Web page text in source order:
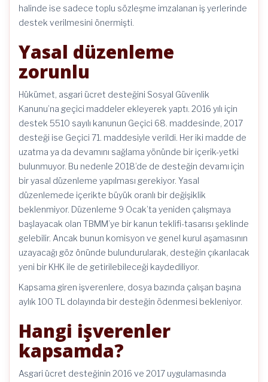
halinde ise sadece toplu sözleşme imzalanan iş yerlerinde
destek verilmesini önermişti.
Yasal düzenleme
zorunlu
Hükümet, asgari ücret desteğini Sosyal Güvenlik
Kanunu’na geçici maddeler ekleyerek yaptı. 2016 yılı için
destek 5510 sayılı kanunun Geçici 68. maddesinde, 2017
desteği ise Geçici 71. maddesiyle verildi. Her iki madde de
uzatma ya da devamını sağlama yönünde bir içerik-yetki
bulunmuyor. Bu nedenle 2018’de de desteğin devamı için
bir yasal düzenleme yapılması gerekiyor. Yasal
düzenlemede içerikte büyük oranlı bir değişiklik
beklenmiyor. Düzenleme 9 Ocak’ta yeniden çalışmaya
başlayacak olan TBMM’ye bir kanun teklifi-tasarısı şeklinde
gelebilir. Ancak bunun komisyon ve genel kurul aşamasının
uzayacağı göz önünde bulundurularak, desteğin çıkarılacak
yeni bir KHK ile de getirilebileceği kaydediliyor.
Kapsama giren işverenlere, dosya bazında çalışan başına
aylık 100 TL dolayında bir desteğin ödenmesi bekleniyor.
Hangi işverenler
kapsamda?
Asgari ücret desteğinin 2016 ve 2017 uygulamasında